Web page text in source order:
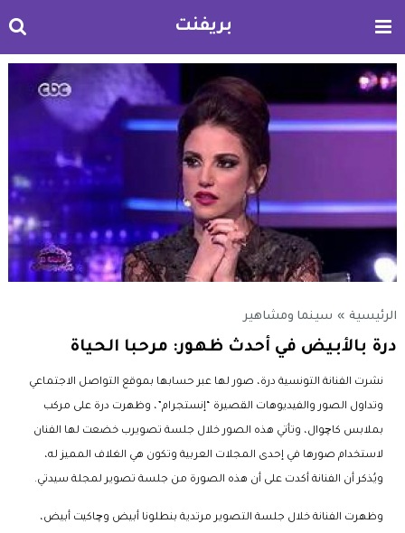
بريفنت
الرئيسية » سينما ومشاهير
درة بالأبيض في أحدث ظهور: مرحبا الحياة
نشرت الفنانة التونسية درة، صور لها عبر حسابها بموقع التواصل الاجتماعي
وتداول الصور والفيديوهات القصيرة “إنستجرام”، وظهرت درة على مركب
بملابس كاچوال، وتأتي هذه الصور خلال جلسة تصويرب خضعت لها الفنان
لاستخدام صورها في إحدى المجلات العربية وتكون هي الغلاف المميز له،
ويُذكر أن الفنانة أكدت على أن هذه الصورة من جلسة تصوير لمجلة سيدتي.
وظهرت الفنانة خلال جلسة التصوير مرتدية بنطلونا أبيض وچاكيت أبيض،